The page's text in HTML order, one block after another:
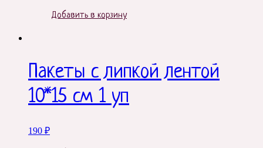
Добавить в корзину
Пакеты с липкой лентой
10*15 см 1 уп
190 ₽